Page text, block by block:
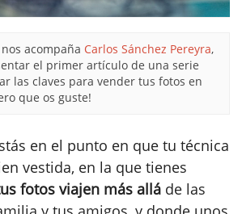
acompaña Carlos Sánchez Pereyra,
el primer artículo de una serie
las claves para vender tus fotos en
que os guste!
en el punto en que tu técnica
vestida, en la que tienes
fotos viajen más allá de las